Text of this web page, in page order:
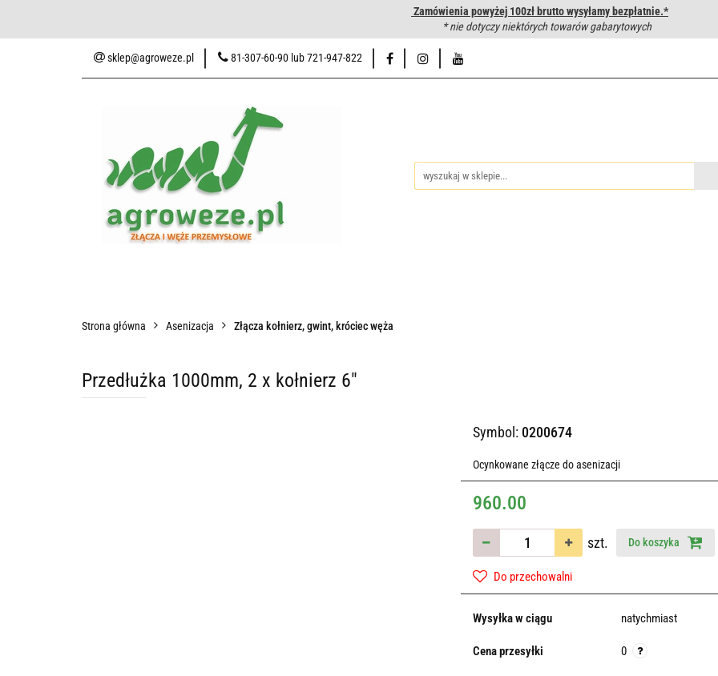
Zamówienia powyżej 100zł brutto wysyłamy bezpłatnie.*
* nie dotyczy niektórych towarów gabarytowych
sklep@agroweze.pl 81-307-60-90 lub 721-947-822
Zakuwanie węży hydraulicznych Hurtownia Napisz do nas
Strona główna Asenizacja Złącza kołnierz, gwint, króciec węża
Przedłużka 1000mm, 2 x kołnierz 6"
Symbol: 0200674
Ocynkowane złącze do asenizacji
960.00
szt. Do koszyka
Do przechowalni
Wysyłka w ciągu natychmiast
Cena przesyłki 0